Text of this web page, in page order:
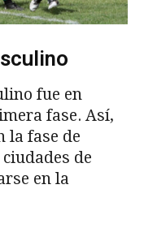
fue en
fase. Así,
la fase de
de
en la